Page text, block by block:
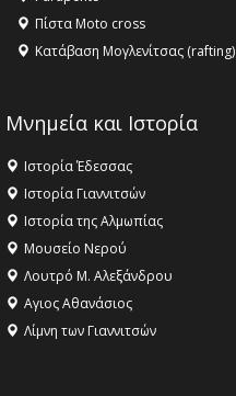
Πίστα Moto cross
Κατάβαση Μογλενίτσας (rafting)
Μνημεία και Ιστορία
Ιστορία Έδεσσας
Ιστορία Γιαννιτσών
Ιστορία της Αλμωπίας
Μουσείο Νερού
Λουτρό Μ. Αλεξάνδρου
Αγιος Αθανάσιος
Λίμνη των Γιαννιτσών